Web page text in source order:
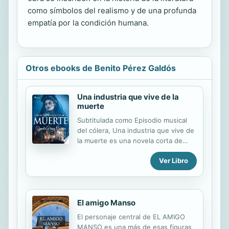
como símbolos del realismo y de una profunda
empatía por la condición humana.
Otros ebooks de Benito Pérez Galdós
Una industria que vive de la
muerte
Subtitulada como Episodio musical
del cólera, Una industria que vive de
la muerte es una novela corta de
Benito Pérez Galdós, perteneciente
a su primera etapa. En ella se
aprecian las primeras señas de
profundidad psicológica de sus
tramas como su querencia por el
Pérez Galdós es un escritor español
Ver Libro
El amigo Manso
El personaje central de EL AMIGO
MANSO es una más de esas figuras